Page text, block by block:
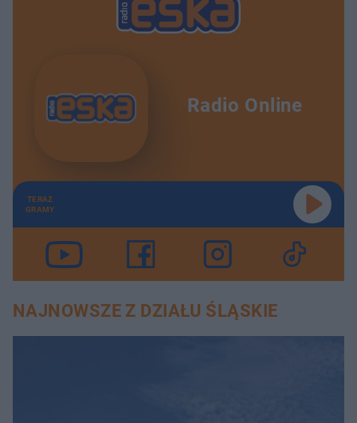
Radio Online
TERAZ
GRAMY
NAJNOWSZE Z DZIAŁU ŚLĄSKIE